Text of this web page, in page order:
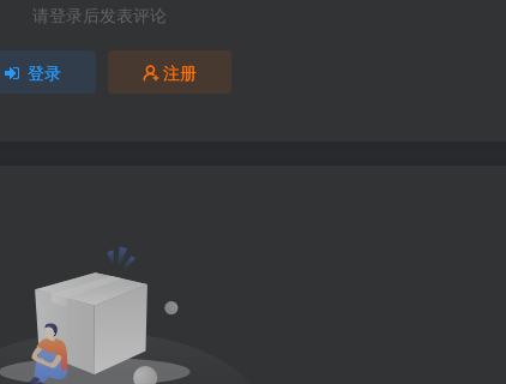
请登录后发表评论
登录 注册